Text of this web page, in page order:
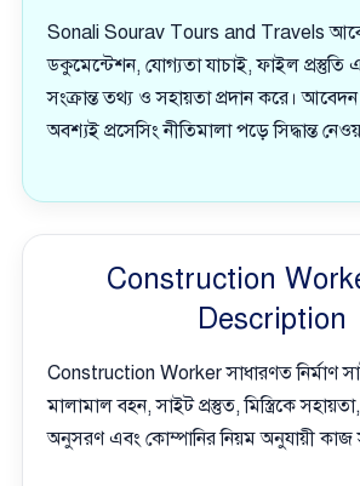
Sonali Sourav Tours and Travels
ডকুমেন্টেশন, যোগ্যতা যাচাই, ফাইল প্রস্তুতি
সংক্রান্ত তথ্য ও সহায়তা প্রদান করে।
অবশ্যই প্রসেসিং নীতিমালা পড়ে সিদ্ধান্ত
Construction
Description
Construction Worker সাধারণত নির্মাণ
মালামাল বহন, সাইট প্রস্তুত, মিস্ত্রিকে সহায়তা,
অনুসরণ এবং কোম্পানির নিয়ম অনুযায়ী কাজ